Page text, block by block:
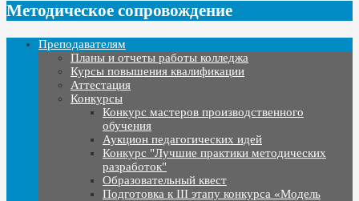
Методическое сопровождение
Преподавателям
Планы и отчеты работы колледжа
Курсы повышения квалификации
Аттестация
Конкурсы
Конкурс мастеров производственного
обучения
Аукцион педагогических идей
Конкурс "Лучшие практики методических
разработок"
Образовательный квест
Подготовка к III этапу конкурса «Модель